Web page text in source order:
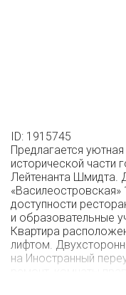
ID: 1915745
Предлагается
исторической части
Лейтенанта Шмидта.
доступности
и образовательные
Квартира
лифтом.
на Иностранный
ремонт, комнаты
есть второй ярус,